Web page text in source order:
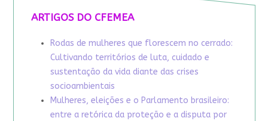
ARTIGOS DO CFEMEA
Rodas de mulheres que florescem no cerrado:
Cultivando territórios de luta, cuidado e
sustentação da vida diante das crises
socioambientais
Mulheres, eleições e o Parlamento brasileiro:
entre a retórica da proteção e a disputa por